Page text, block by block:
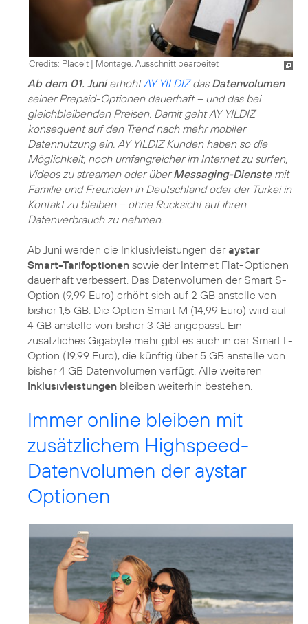
Credits: Placeit | Montage, Ausschnitt bearbeitet
Ab dem 01. JunierhöhtAY YILDIZdas Datenvolumen
seiner Prepaid-Optionen dauerhaft – und das bei
gleichbleibenden Preisen. Damit geht AY YILDIZ
konsequent auf den Trend nach mehr mobiler
Datennutzung ein. AY YILDIZ Kunden haben so die
Möglichkeit, noch umfangreicher im Internet zu surfen,
Videos zu streamen oder überMessaging-Dienstemit
Familie und Freunden in Deutschland oder der Türkei in
Kontakt zu bleiben – ohne Rücksicht auf ihren
Datenverbrauch zu nehmen.
Ab Juni werden die Inklusivleistungen deraystar
Smart-Tarifoptionen sowie der Internet Flat-Optionen
dauerhaft verbessert. Das Datenvolumen der Smart S-
Option (9,99 Euro) erhöht sich auf 2 GB anstelle von
bisher 1,5 GB. Die Option Smart M (14,99 Euro) wird auf
4 GB anstelle von bisher 3 GB angepasst. Ein
zusätzliches Gigabyte mehr gibt es auch in der Smart L-
Option (19,99 Euro), die künftig über 5 GB anstelle von
bisher 4 GB Datenvolumen verfügt. Alle weiteren
Inklusivleistungen bleiben weiterhin bestehen.
Immer online bleiben mit
zusätzlichem Highspeed-
Datenvolumen der aystar
Optionen